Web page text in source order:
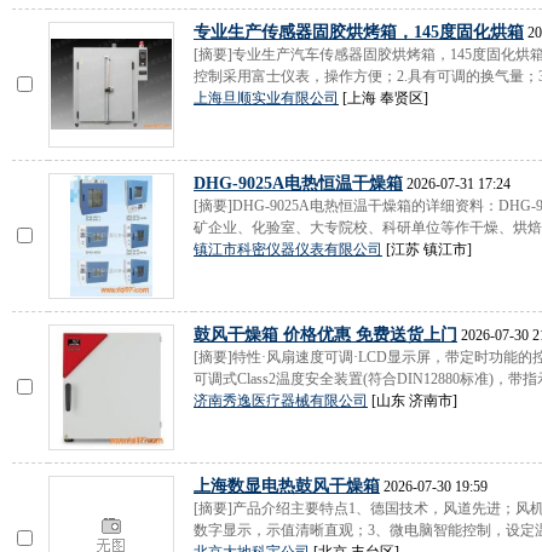
专业生产传感器固胶烘烤箱，145度固化烘箱
[摘要]专业生产汽车传感器固胶烘烤箱，145度固化烘
控制采用富士仪表，操作方便；2.具有可调的换气量；
上海旦顺实业有限公司 [上海 奉贤区]
DHG-9025A电热恒温干燥箱 2026-07-31 17:24
[摘要]DHG-9025A电热恒温干燥箱的详细资料：
矿企业、化验室、大专院校、科研单位等作干燥、烘
镇江市科密仪器仪表有限公司 [江苏 镇江市]
鼓风干燥箱 价格优惠 免费送货上门 2026-07-30
[摘要]特性·风扇速度可调·LCD显示屏，带定时功能的
可调式Class2温度安全装置(符合DIN12880标准)，带指
济南秀逸医疗器械有限公司 [山东 济南市]
上海数显电热鼓风干燥箱 2026-07-30 19:59
[摘要]产品介绍主要特点1、德国技术，风道先进；风
数字显示，示值清晰直观；3、微电脑智能控制，设定